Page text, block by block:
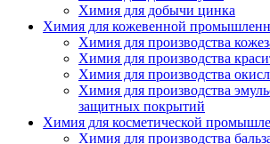
Химия для добычи цинка
Химия для кожевенной
Химия для производства
Химия для производства
Химия для производства
Химия для производства
защитных покрытий
Химия для косметической
Химия для производства